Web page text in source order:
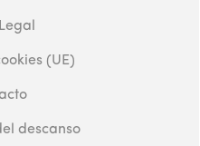
(UE)
descanso